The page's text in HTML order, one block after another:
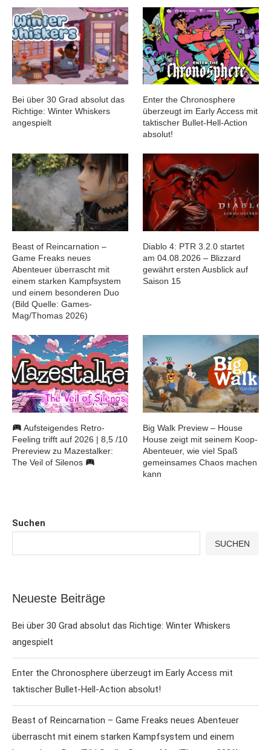
Suchen
SUCHEN
Neueste Beiträge
Bei über 30 Grad absolut das Richtige: Winter Whiskers
angespielt
Enter the Chronosphere überzeugt im Early Access mit
taktischer Bullet-Hell-Action absolut!
Beast of Reincarnation – Game Freaks neues Abenteuer
überrascht mit einem starken Kampfsystem und einem
Bei über 30 Grad absolut das
Richtige: Winter Whiskers
angespielt
Enter the Chronosphere
überzeugt im Early Access mit
taktischer Bullet-Hell-Action
absolut!
Beast of Reincarnation –
Game Freaks neues
Abenteuer überrascht mit
einem starken Kampfsystem
und einem besonderen Duo
(Bild Quelle: Games-
Mag/Thomas 2026)
Diablo 4: PTR 3.2.0 startet
am 04.08.2026 – Blizzard
gewährt ersten Ausblick auf
Saison 15
Aufsteigendes Retro-
Feeling trifft auf 2026 | 8,5 /10
Prereview zu Mazestalker:
The Veil of Silenos
Big Walk Preview – House
House zeigt mit seinem Koop-
Abenteuer, wie viel Spaß
gemeinsames Chaos machen
kann